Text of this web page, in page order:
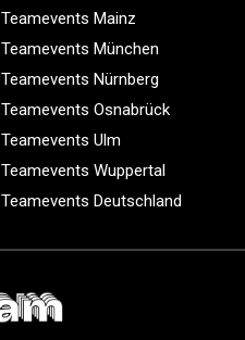
Teamevents Mainz
Teamevents München
Teamevents Nürnberg
Teamevents Osnabrück
Teamevents Ulm
Teamevents Wuppertal
Teamevents Deutschland